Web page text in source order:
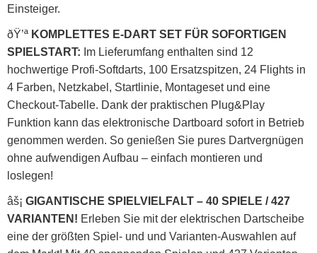
Einsteiger.
ðŸ’ª KOMPLETTES E-DART SET FÜR SOFORTIGEN
SPIELSTART: Im Lieferumfang enthalten sind 12
hochwertige Profi-Softdarts, 100 Ersatzspitzen, 24 Flights in
4 Farben, Netzkabel, Startlinie, Montageset und eine
Checkout-Tabelle. Dank der praktischen Plug&Play
Funktion kann das elektronische Dartboard sofort in Betrieb
genommen werden. So genießen Sie pures Dartvergnügen
ohne aufwendigen Aufbau – einfach montieren und
loslegen!
âš¡ GIGANTISCHE SPIELVIELFALT – 40 SPIELE / 427
VARIANTEN! Erleben Sie mit der elektrischen Dartscheibe
eine der größten Spiel- und und Varianten-Auswahlen auf